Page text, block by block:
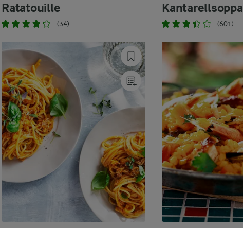
Ratatouille
(34)
Kantarellsoppa
(601)